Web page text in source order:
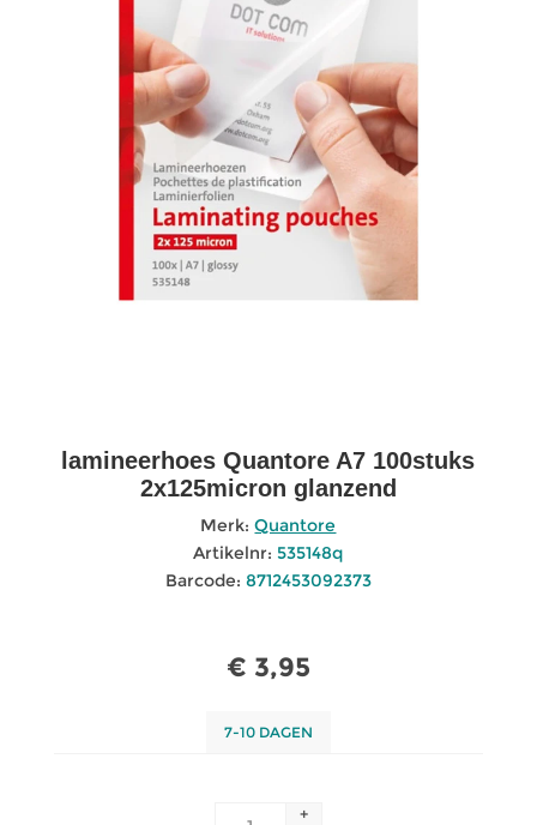
lamineerhoes Quantore A7 100stuks
2x125micron glanzend
Merk: Quantore
Artikelnr: 535148q
Barcode: 8712453092373
€ 3,95
7-10 DAGEN
+